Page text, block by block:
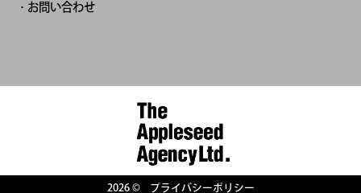
お問い合わせ
2026 © プライバシーポリシー